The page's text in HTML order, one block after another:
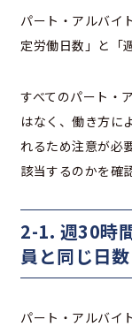
パート・アルバイ
定労働日数」と「
すべてのパート・
はなく、働き方に
れるため注意が必
該当するのかを確
2-1. 週30時
員と同じ日数
パート・アルバイ